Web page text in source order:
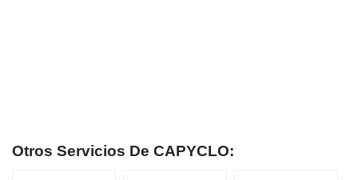
Otros Servicios De CAPYCLO: